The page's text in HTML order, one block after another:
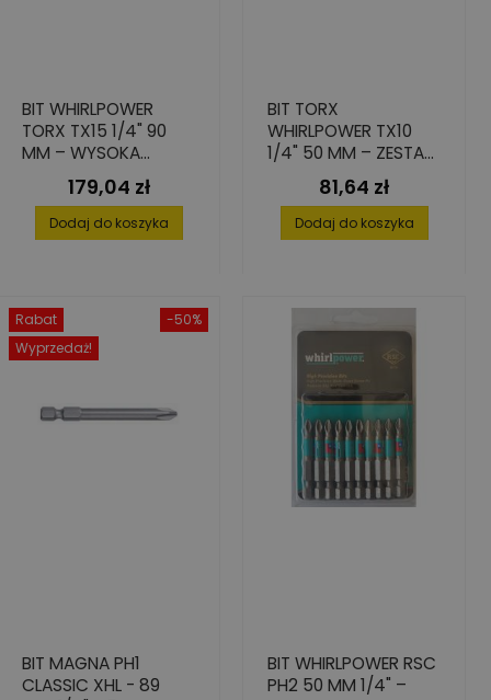
BIT WHIRLPOWER
TORX TX15 1/4" 90
MM – WYSOKA
ODPORNOŚĆ NA
PĘKANIE – 10 SZT.
Cena
179,04 zł
Dodaj do koszyka
BIT TORX
WHIRLPOWER TX10
1/4" 50 MM – ZESTAW
Cena
81,64 zł
Dodaj do koszyka
-50%
Rabat
Wyprzedaż!
BIT MAGNA PH1
CLASSIC XHL - 89
BIT WHIRLPOWER RSC
PH2 50 MM 1/4" –